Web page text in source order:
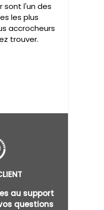
sont l'un des
les plus
accrocheurs
trouver.
au support
questions